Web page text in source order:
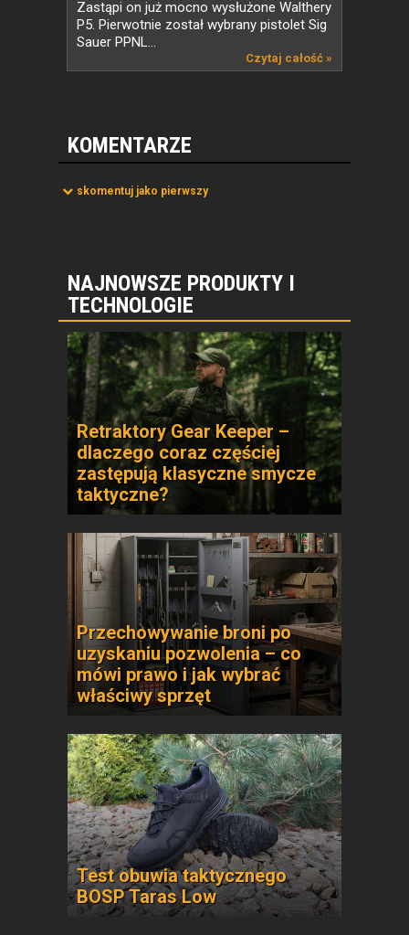
Zastąpi on już mocno wysłużone Walthery
P5. Pierwotnie został wybrany pistolet Sig
Sauer PPNL...
Czytaj całość »
KOMENTARZE
skomentuj jako pierwszy
NAJNOWSZE PRODUKTY I
TECHNOLOGIE
Retraktory Gear Keeper –
dlaczego coraz częściej
zastępują klasyczne smycze
taktyczne?
Przechowywanie broni po
uzyskaniu pozwolenia – co
mówi prawo i jak wybrać
właściwy sprzęt
Test obuwia taktycznego
BOSP Taras Low